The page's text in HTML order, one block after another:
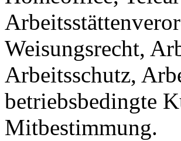
Weisungsrecht,
Arbeitsschutz,
betriebsbedingte
Mitbestimmung.